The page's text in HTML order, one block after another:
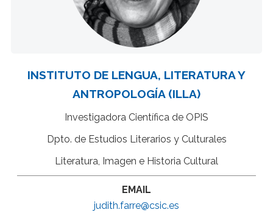
INSTITUTO DE LENGUA, LITERATURA Y
ANTROPOLOGÍA (ILLA)
Investigadora Científica de OPIS
Dpto. de Estudios Literarios y Culturales
Literatura, Imagen e Historia Cultural
EMAIL
judith.farre@csic.es